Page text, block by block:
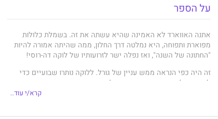
על הספר
אתנה האווארד לא האמינה שהיא עשתה את זה. בשמלת כלולות
מפוארת ותפוחה, היא נמלטה דרך החלון, ממה שהיתה אמורה להיות
"החתונה של השנה", ואז נפלה ישר לזרועותיו של לוקה דה-רוסי!
זה היה כפי הנראה ממש עניין של גורל. ללוקה נותרו שבועיים כדי
להתחתן ולעמוד בתנאי הצוואה של סבתו. איש העסקים חסר המצפון
מציע לאתנה מיליון לירות שטרלינג אם היא תסכים להפוך לגברת
קרא/י עוד..